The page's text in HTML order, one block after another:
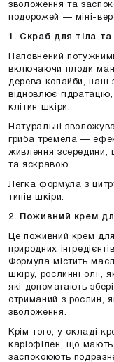
зволоження та
подорожей — міні-
1. Скраб для тіла
Наповнений
включаючи плоди
дерева копайби, наш
відновлює
клітин шкіри.
Натуральні
гриба тремела —
живлення зсередини,
та яскравою.
Легка формула з
типів шкіри.
2. Поживний крем
Це поживний крем для
природних
Формула містить
шкіру, рослинні олії,
які допомагають
отриманий з рослин,
зволоження.
Крім того, у складі
каріофілен, що мають
заспокоюють